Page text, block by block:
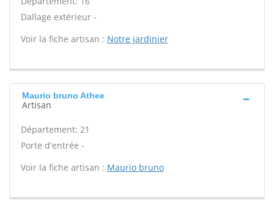
Dallage extérieur -
Voir la fiche artisan : Notre jardinier
Maurio bruno Athee
Artisan
Département: 21
Porte d'entrée -
Voir la fiche artisan : Maurio bruno